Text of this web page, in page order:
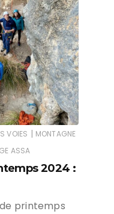
VOIES | MONTAGNE
ASSA
2024 :
printemps